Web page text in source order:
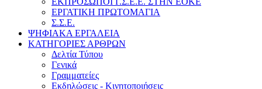
ΕΡΓΑΤΙΚΗ ΠΡΩΤΟΜΑΓΙΑ
Σ.Σ.Ε.
ΨΗΦΙΑΚΑ ΕΡΓΑΛΕΙΑ
ΚΑΤΗΓΟΡΙΕΣ ΑΡΘΡΩΝ
Δελτία Τύπου
Γενικά
Γραμματείες
Εκδηλώσεις - Κινητοποιήσεις